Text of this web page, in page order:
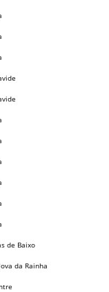
de Baixo
da Rainha